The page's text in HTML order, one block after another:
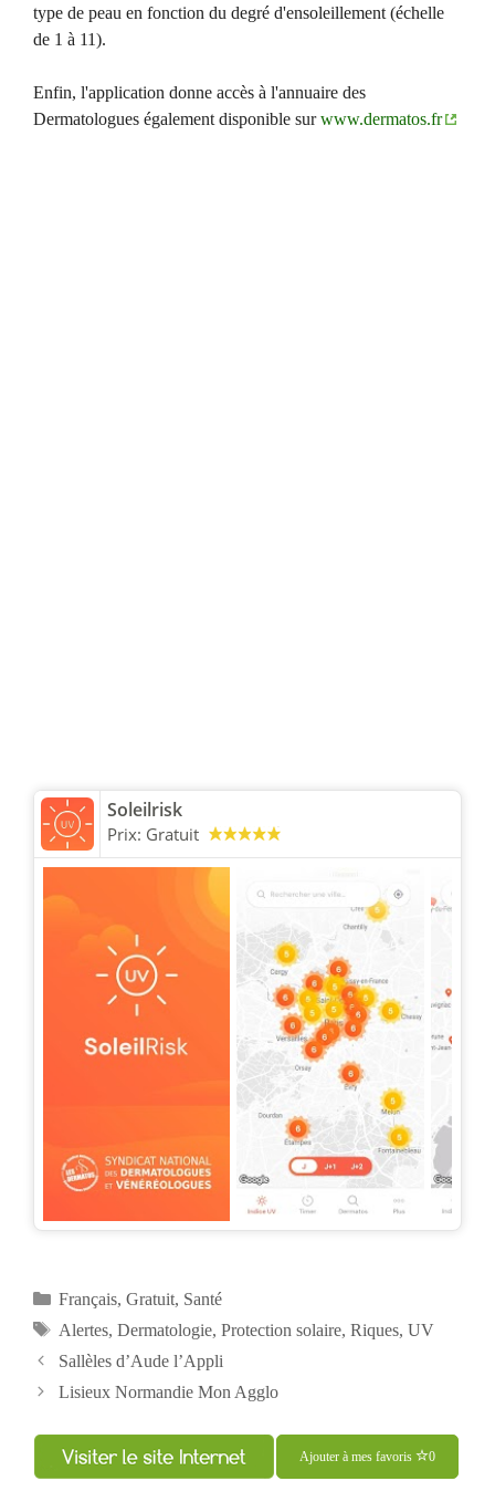
type de peau en fonction du degré d'ensoleillement (échelle
de 1 à 11).
Enfin, l'application donne accès à l'annuaire des
Dermatologues également disponible surwww.dermatos.fr
Soleilrisk
Prix: Gratuit
Catégories
Français, Gratuit, Santé
Étiquettes
Alertes, Dermatologie, Protection solaire, Riques, UV
Navigation
des
Sallèles d’Aude l’Appli
Lisieux Normandie Mon Agglo
Ajouter à mes favoris 0